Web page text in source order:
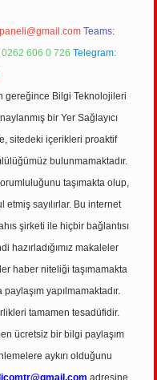
Teams:
606 0 726 Telegram:
gereğince Bilgi Teknolojileri
bir Yer Sağlayıcı
sitedeki içerikleri proaktif
bulunmamaktadır.
taşımakta olup,
sayılırlar. Bu internet
şirketi ile hiçbir bağlantısı
hazırladığımız makaleler
haber niteliği taşımamakta
yapılmamaktadır.
tamamen tesadüfidir.
ücretsiz bir bilgi paylaşım
aykırı olduğunu
adresine